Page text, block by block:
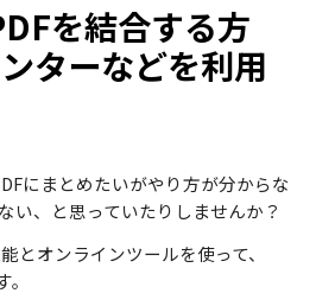
を結合する方
ターなどを利用
にまとめたいがやり方が分からな
い、と思っていたりしませんか？
とオンラインツールを使って、